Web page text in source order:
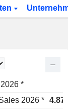
*
2026 *